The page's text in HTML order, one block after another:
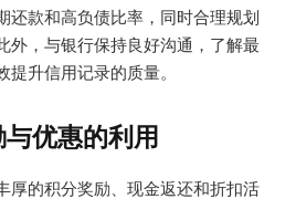
还款和高负债比率，同时合理规划
外，与银行保持良好沟通，了解最
升信用记录的质量。
优惠的利用
厚的积分奖励、现金返还和折扣活